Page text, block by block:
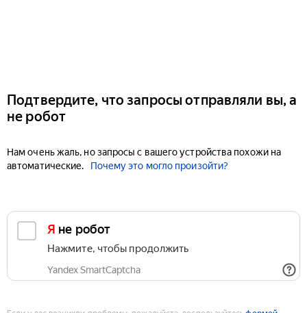
Подтвердите, что запросы отправляли вы, а
не робот
Нам очень жаль, но запросы с вашего устройства похожи на
автоматические.
Почему это могло произойти?
Я не робот
Нажмите, чтобы продолжить
Yandex SmartCaptcha